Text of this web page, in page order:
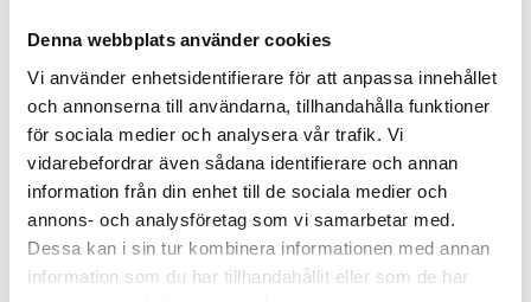
Denna webbplats använder cookies
Vi använder enhetsidentifierare för att anpassa innehållet
och annonserna till användarna, tillhandahålla funktioner
för sociala medier och analysera vår trafik. Vi
vidarebefordrar även sådana identifierare och annan
information från din enhet till de sociala medier och
annons- och analysföretag som vi samarbetar med.
Dessa kan i sin tur kombinera informationen med annan
information som du har tillhandahållit eller som de har
Information
Universalfilter typ FSS-20SS helt tillverkat i
rostfritt stål 316 Ti med djupt verkande
filterelement av rostfritt stål 316 L, filterporositet:
20 µm, anslutning: G 1/4" invändig gänga, material:
rostfritt stål 316 Ti, 316 L, Viton.
STÄLL EN FRÅGA OM PRODUKTEN